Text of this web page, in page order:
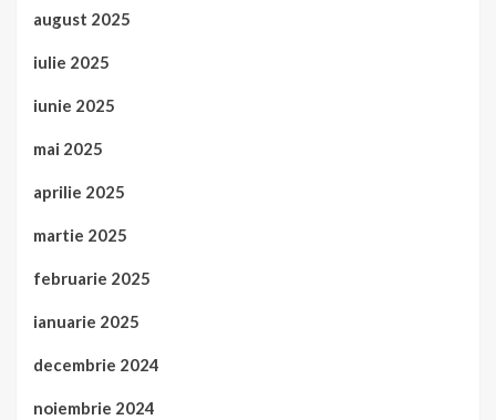
august 2025
iulie 2025
iunie 2025
mai 2025
aprilie 2025
martie 2025
februarie 2025
ianuarie 2025
decembrie 2024
noiembrie 2024